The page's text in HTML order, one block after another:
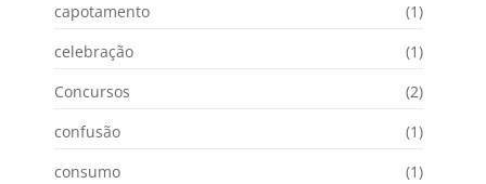
capotamento
(1)
celebração
(1)
Concursos
(2)
confusão
(1)
consumo
(1)